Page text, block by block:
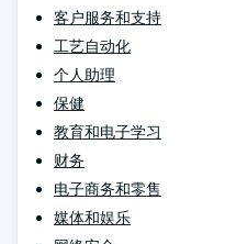
客户服务和支持
工艺自动化
个人助理
保健
教育和电子学习
财务
电子商务和零售
媒体和娱乐